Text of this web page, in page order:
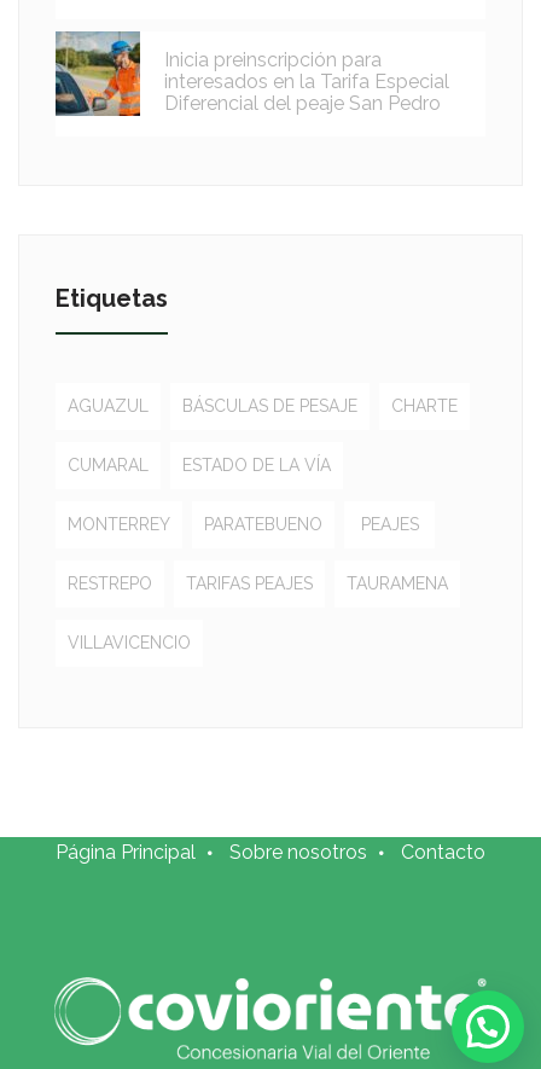
Inicia preinscripción para
interesados en la Tarifa Especial
Diferencial del peaje San Pedro
Etiquetas
AGUAZUL BÁSCULAS DE PESAJE CHARTE
CUMARAL ESTADO DE LA VÍA
MONTERREY PARATEBUENO PEAJES
RESTREPO TARIFAS PEAJES TAURAMENA
VILLAVICENCIO
Página Principal Sobre nosotros Contacto
!Atención al usuario¡